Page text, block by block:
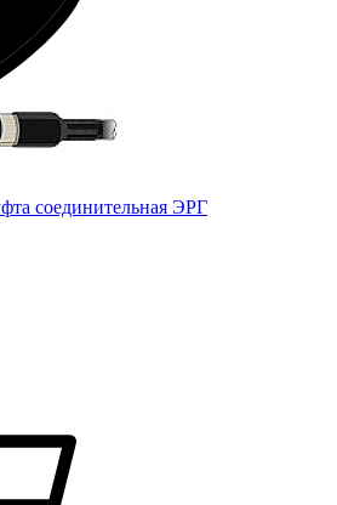
соединительная ЭРГ